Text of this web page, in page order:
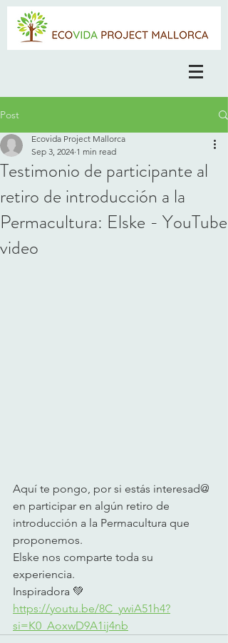
Post
Testimonio de participante al
retiro de introducción a la
Permacultura: Elske - YouTube
video
Ecovida Project Mallorca
Sep 3, 2024 1 min read
Aquí te pongo, por si estás interesad@
en participar en algún retiro de
introducción a la Permacultura que
proponemos.
Elske nos comparte toda su
experiencia.
Inspiradora 💚
https://youtu.be/8C_ywiA51h4?
si=K0_AoxwD9A1ij4nb